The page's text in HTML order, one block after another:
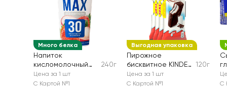
Много белка
Напиток
кисломолочный
MOLVEST Protein
max Клубника,
240г
Цена за 1 шт
С Картой №1
Выгодная упаковка
Пирожное
бисквитное KINDER
Pingui Шоколад с
молочной
120г
Цена за 1 шт
С Картой №1
Т
С